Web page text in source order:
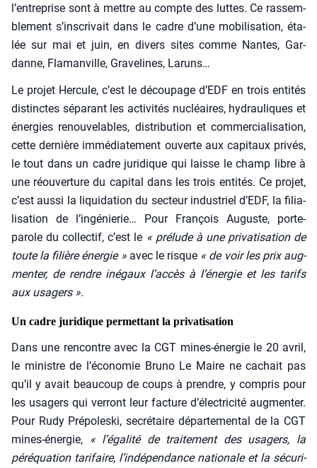
l’entreprise sont à mettre au compte des luttes. Ce ras­sem­
ble­ment s’inscrivait dans le cadre d’une mobi­li­sa­tion, éta­
lée sur mai et juin, en divers sites comme Nantes, Gar­
danne, Fla­man­ville, Gra­ve­lines, Laruns…
Le pro­jet Her­cule, c’est le décou­page d’EDF en trois enti­tés
dis­tinctes sépa­rant les acti­vi­tés nucléaires, hydrau­liques et
éner­gies renou­ve­lables, dis­tri­bu­tion et com­mer­cia­li­sa­tion,
cette der­nière immé­dia­te­ment ouverte aux capi­taux pri­vés,
le tout dans un cadre juri­dique qui laisse le champ libre à
une réou­ver­ture du capi­tal dans les trois enti­tés. Ce pro­jet,
c’est aus­si la liqui­da­tion du sec­teur indus­triel d’EDF, la filia­
li­sa­tion de l’ingénierie… Pour Fran­çois Auguste, porte-
parole du col­lec­tif, c’est le « pré­lude à une pri­va­ti­sa­tion de
toute la filière éner­gie » avec le risque « de voir les prix aug­
men­ter, de rendre inégaux l’accès à l’énergie et les tarifs
aux usa­gers ».
Un cadre juridique permettant la privatisation
Dans une ren­contre avec la CGT mines-éner­gie le 20 avril,
le ministre de l’économie Bru­no Le Maire ne cachait pas
qu’il y avait beau­coup de coups à prendre, y com­pris pour
les usa­gers qui ver­ront leur fac­ture d’électricité aug­men­ter.
Pour Rudy Pré­po­les­ki, secré­taire dépar­te­men­tal de la CGT
mines-éner­gie,
« l’égalité de trai­te­ment des usa­gers, la
péréqua­tion tari­faire, l’indépendance natio­nale et la sécu­ri­